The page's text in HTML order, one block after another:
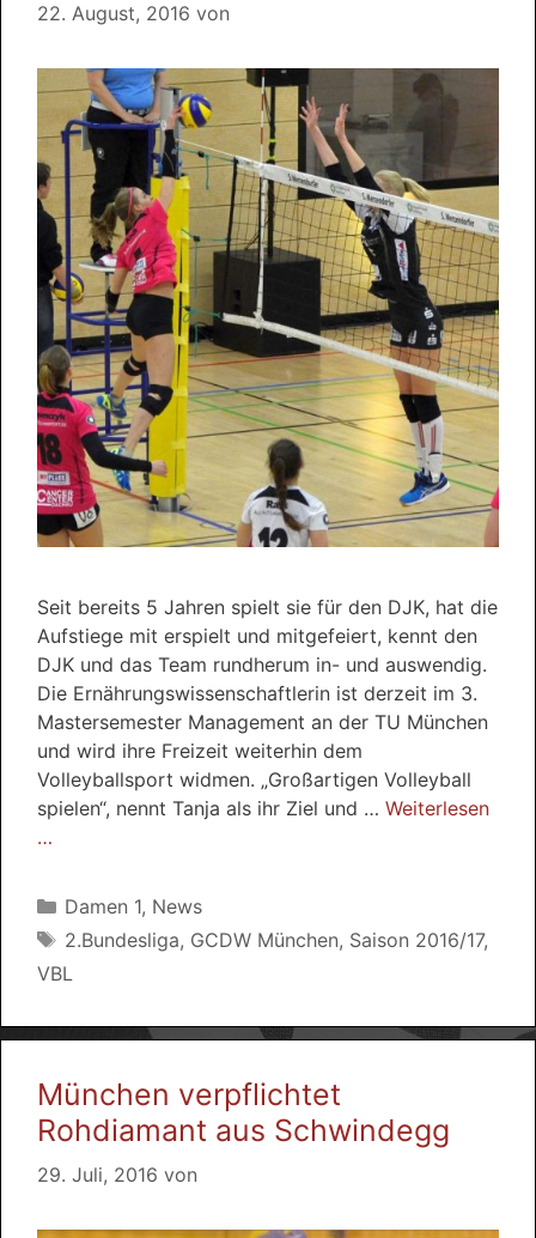
22. August, 2016 von
Seit bereits 5 Jahren spielt sie für den DJK, hat die
Aufstiege mit erspielt und mitgefeiert, kennt den
DJK und das Team rundherum in- und auswendig.
Die Ernährungswissenschaftlerin ist derzeit im 3.
Mastersemester Management an der TU München
und wird ihre Freizeit weiterhin dem
Volleyballsport widmen. „Großartigen Volleyball
spielen“, nennt Tanja als ihr Ziel und … Weiterlesen
…
Kategorien
Damen 1, News
Schlagwörter
2.Bundesliga, GCDW München, Saison 2016/17,
VBL
München verpflichtet
Rohdiamant aus Schwindegg
29. Juli, 2016 von